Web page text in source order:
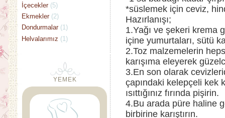
*süslemek için ceviz,
Hazırlanışı;
1.Yağı ve şekeri krema
içine yumurtaları, sütü
2.Toz malzemelerin
karışıma eleyerek
3.En son olarak
çapındaki kelepçeli kek
ısıttığınız fırında pişirin.
4.Bu arada püre haline
birbirine karıştırın.
İçecekler (5)
Ekmekler (2)
Dondurmalar (1)
Helvalarımız (1)
YEMEK